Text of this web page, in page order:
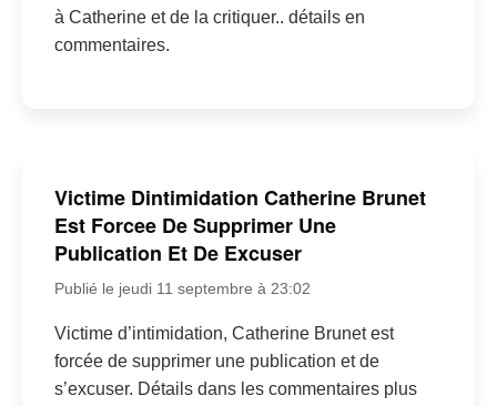
à Catherine et de la critiquer.. détails en
commentaires.
Victime Dintimidation Catherine Brunet
Est Forcee De Supprimer Une
Publication Et De Excuser
Publié le jeudi 11 septembre à 23:02
Victime d’intimidation, Catherine Brunet est
forcée de supprimer une publication et de
s’excuser. Détails dans les commentaires plus